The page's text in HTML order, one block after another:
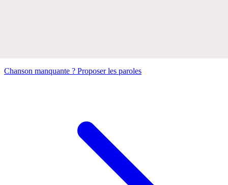
Chanson manquante ? Proposer les paroles